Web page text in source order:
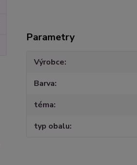
Parametry
Výrobce
Barva
téma
typ obalu